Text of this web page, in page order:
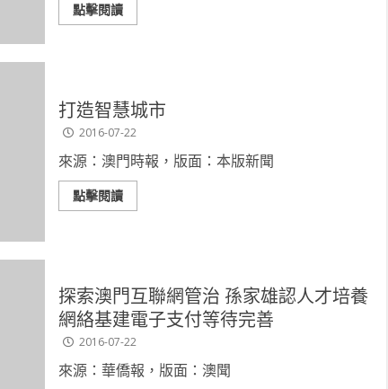
點擊閱讀
打造智慧城市
2016-07-22
來源：澳門時報，版面：本版新聞
點擊閱讀
探索澳門互聯網管治 孫家雄認人才培養
網絡基建電子支付等待完善
2016-07-22
來源：華僑報，版面：澳聞